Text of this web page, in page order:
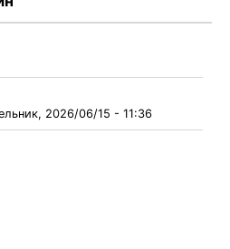
2026/06/15 - 11:36